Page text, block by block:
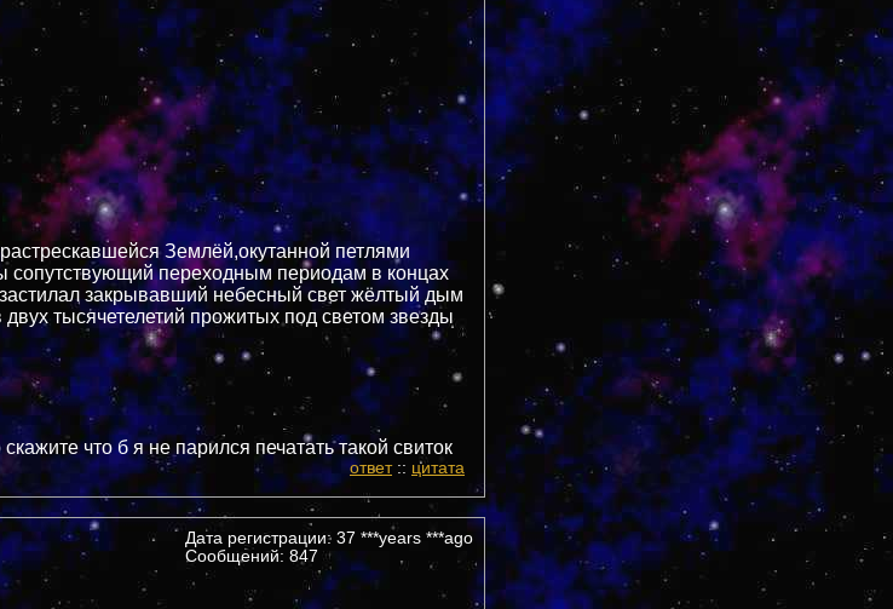
Землёй,окутанной петлями
сопутствующий переходным периодам в концах
закрывавший небесный свет жёлтый дым
тысячетелетий прожитых под светом звезды
что б я не парился печатать такой свиток
ответ:: цитата
Дата регистрации: 37 ***years ***ago
Сообщений: 847